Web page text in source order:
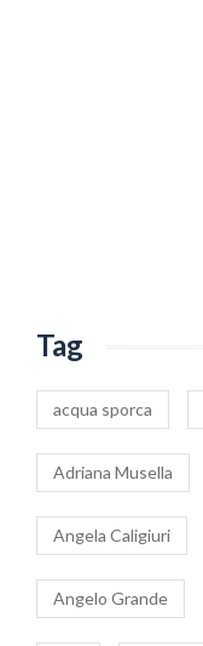
Tag
acqua sporca
Adriana Musella
Angela Caligiuri
Angelo Grande